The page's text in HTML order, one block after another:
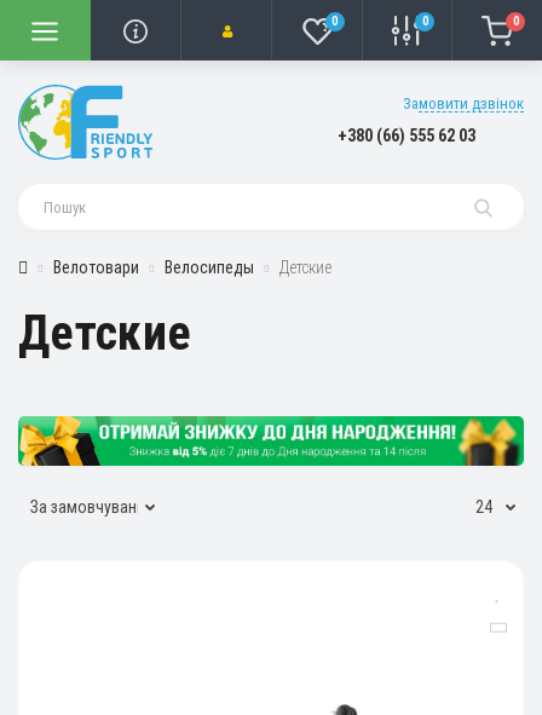
0 0 0
Замовити дзвінок
+380 (66) 555 62 03
Велотовари Велосипеды Детские
Детские